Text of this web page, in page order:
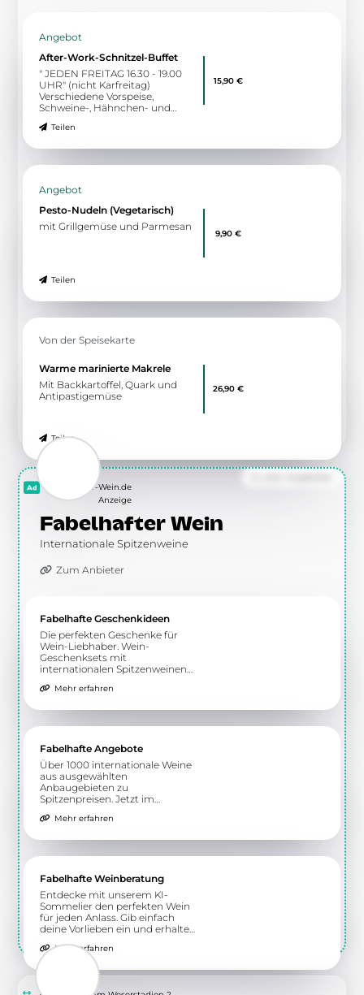
Angebot
After-Work-Schnitzel-Buffet
" JEDEN FREITAG 16.30 - 19.00
UHR" (nicht Karfreitag)
Verschiedene Vorspeise,
Schweine-, Hähnchen- und
Vegane Schnitzel, verschiedene
Soßen, Gemüse und Beilagen,
Teilen
15,90 €
Angebot
Pesto-Nudeln (Vegetarisch)
mit Grillgemüse und Parmesan
Warme marinierte Makrele
Mit Backkartoffel, Quark und
Fabelhafter Wein
Fabelhafter-Wein.de
Anzeige
Fabelhafte Geschenkideen
Die perfekten Geschenke für
Wein-Liebhaber. Wein-
Geschenksets mit
internationalen Spitzenweinen
und Feinkost oder Schokolade.
Jetzt verschenken!
Fabelhafte Angebote
aus ausgewählten
Angebot!
Fabelhafte Weinberatung
Entdecke mit unserem KI-
Sommelier den perfekten Wein